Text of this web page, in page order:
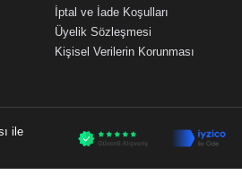
İptal ve İade Koşulları
Üyelik Sözleşmesi
Kişisel Verilerin Korunması
ile